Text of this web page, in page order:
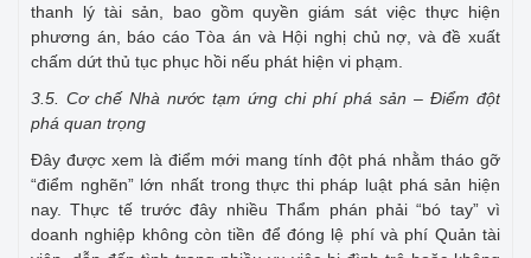
thanh lý tài sản, bao gồm quyền giám sát việc thực hiện
phương án, báo cáo Tòa án và Hội nghị chủ nợ, và đề xuất
chấm dứt thủ tục phục hồi nếu phát hiện vi phạm.
3.5. Cơ chế Nhà nước tạm ứng chi phí phá sản – Điểm đột
phá quan trọng
Đây được xem là điểm mới mang tính đột phá nhằm tháo gỡ
“điểm nghẽn” lớn nhất trong thực thi pháp luật phá sản hiện
nay. Thực tế trước đây nhiều Thẩm phán phải “bó tay” vì
doanh nghiệp không còn tiền để đóng lệ phí và phí Quản tài